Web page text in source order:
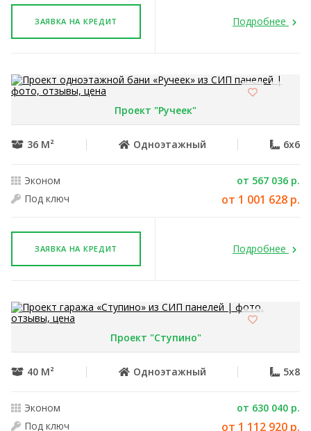
ЗАЯВКА НА КРЕДИТ Подробнее
Проект "Ручеек"
36 М² Одноэтажный 6x6
Эконом
от 567 036 р.
Под ключ
от 1 001 628 р.
ЗАЯВКА НА КРЕДИТ Подробнее
Проект "Ступино"
40 М² Одноэтажный 5x8
Эконом
от 630 040 р.
Под ключ
от 1 112 920 р.